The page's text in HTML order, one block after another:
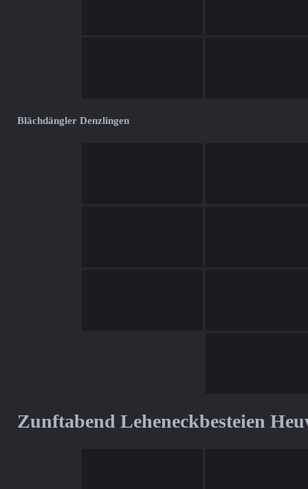
Blächdängler Denzlingen
Zunftabend Leheneckbesteien